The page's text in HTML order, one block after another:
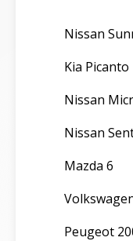
Nissan
Kia Picanto
Nissan
Nissan
Mazda 6
Peugeot